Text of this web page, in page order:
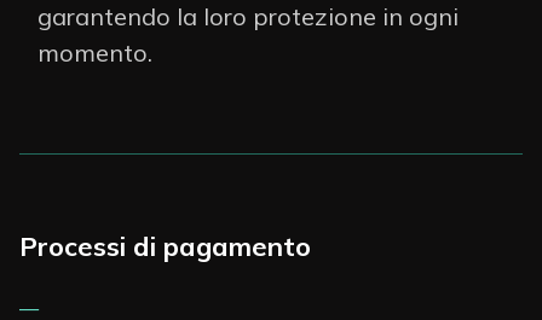
garantendo la loro protezione in ogni
momento.
Processi di pagamento
—